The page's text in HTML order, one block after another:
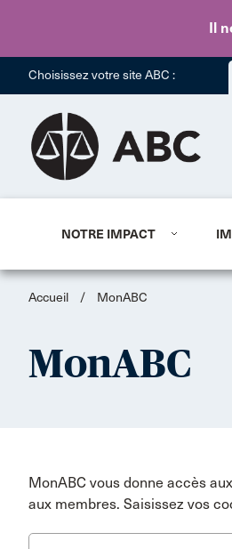
Il
Choisissez votre site ABC :
NOTRE IMPACT
Accueil / MonABC
MonABC
MonABC vous donne accès
aux membres. Saisissez vos